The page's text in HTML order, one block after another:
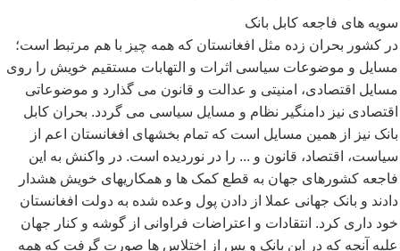
سویه های فاجعه کابل بانک
در کشور بحران زده مثل افغانستان که همه چیز با هم مرتبط است؛
مسایل و موضوعات سیاسی اثرات و التهابات مستقیم خویش را روی
مسایل اقتصادی، امنیتی و عدالت و قانون می گذارد و موضوعاتی
اقتصادی نیز دامنگیر نظام و مسایل سیاسی می گردد. بحران کابل
بانک نیز از همین مسایل است که تمام بخشهای افغانستان اعم از
سیاست، اقتصاد، قانون و ... را در نوردیده است. در واکنش به این
فاجعه کشورهای جهان به قطع کمک ها و همکاریهای خویش هشدار
دادند و بانک جهانی عملا از دادن پول وعده شده به دولت افغانستان
خود داری کرد. انتقادات و اعتراضات فراوانی از گوشه و کنار جهان
علیه آنچه که در این بانک و پس از اختلاس ها صورت گرفت که همه